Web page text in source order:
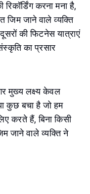
करना मना है,
जाने वाले व्यक्ति
की फिटनेस यात्राएं
का प्रसार
मुख्य लक्ष्य केवल
कुछ बचा है जो हम
करते हैं, बिना किसी
जाने वाले व्यक्ति ने